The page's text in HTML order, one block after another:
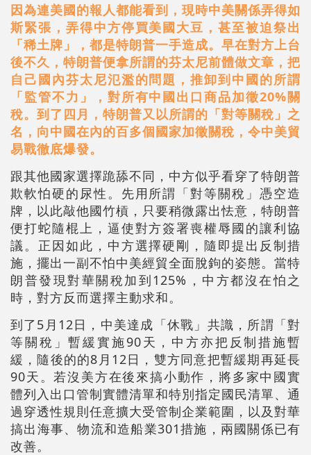
因為連美國的報人都能看到，現時中美關係弄得如
斯緊張，弄得中方停買美國大豆，甚至被迫祭出
「稀土牌」，都是特朗普一手造成。早在對方上台
後不久，特朗普便拿所謂的芬太尼前體做文章，把
自己國內芬太尼氾濫的問題，推卸到中國的所謂
「監管不力」，對所有中國出口商品加徵20%關
稅。到了四月，特朗普又以所謂的「對等關稅」之
名，向中國在內的百多個國家加徵關稅，令中美貿
易戰徹底爆發。
跟其他國家選擇跪舔不同，中方似乎看穿了特朗普
欺軟怕硬的尿性。先用所謂「對等關稅」憑空造
牌，以此敲他國竹槓，只要稍微露出怯意，特朗普
便打蛇隨棍上，逼使對方簽署喪權辱國的讓利協
議。正因如此，中方選擇硬剛，隨即提出反制措
施，擺出一副不怕中美經貿全面脫鉤的姿態。當特
朗普發現對華關稅加到125%，中方都沒在怕之
時，對方反而選擇主動求和。
到了5月12日，中美達成「休戰」共識，所謂「對
等關稅」暫緩實施90天，中方亦把反制措施暫
緩，隨後的的8月12日，雙方同意把暫緩期再延長
90天。若沒美方在後來搞小動作，將多家中國實
體列入出口管制實體清單和特別指定國民清單、通
過穿透性規則任意擴大受管制企業範圍，以及對華
搞出海事、物流和造船業301措施，兩國關係已有
改善。